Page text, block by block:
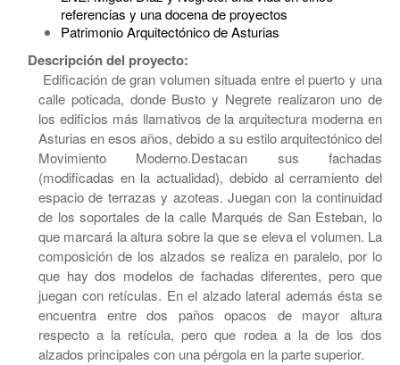
referencias y una docena de proyectos
Patrimonio Arquitectónico de Asturias
Descripción del proyecto:
Edificación de gran volumen situada entre el puerto y una
calle poticada, donde Busto y Negrete realizaron uno de
los edificios más llamativos de la arquitectura moderna en
Asturias en esos años, debido a su estilo arquitectónico del
Movimiento Moderno.Destacan sus fachadas
(modificadas en la actualidad), debido al cerramiento del
espacio de terrazas y azoteas. Juegan con la continuidad
de los soportales de la calle Marqués de San Esteban, lo
que marcará la altura sobre la que se eleva el volumen. La
composición de los alzados se realiza en paralelo, por lo
que hay dos modelos de fachadas diferentes, pero que
juegan con retículas. En el alzado lateral además ésta se
encuentra entre dos paños opacos de mayor altura
respecto a la retícula, pero que rodea a la de los dos
alzados principales con una pérgola en la parte superior.